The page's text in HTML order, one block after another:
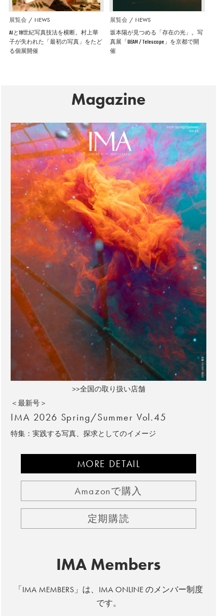
展覧会 NEWS
AIと19世紀写真技法を横断。村上華
子が失われた「最初の写真」をたど
る個展開催
展覧会 NEWS
坂本陽が見つめる「存在の光」。写
真展「BEAM / Telescope」を京都で開
催
Magazine
>>全国の取り扱い店舗
＜最新号＞
IMA 2026 Spring/Summer Vol.45
特集：実践する写真、探求としてのイメージ
MORE DETAIL
Amazonで購入
定期購読
IMA Members
「IMA MEMBERS」は、IMA ONLINE のメンバー制度
です。